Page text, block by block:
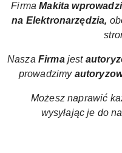
Firma Makita
na Elektronarzędzia,
Nasza Firmajest
prowadzimy
Możesz naprawić
wysyłając je do